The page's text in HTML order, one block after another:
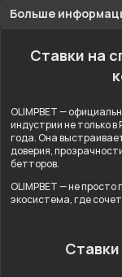
Больше
Ставки на
OLIMPBET —
индустрии не только
года. Она
доверия,
бетторов.
OLIMPBET — не
экосистема, где
Ставки